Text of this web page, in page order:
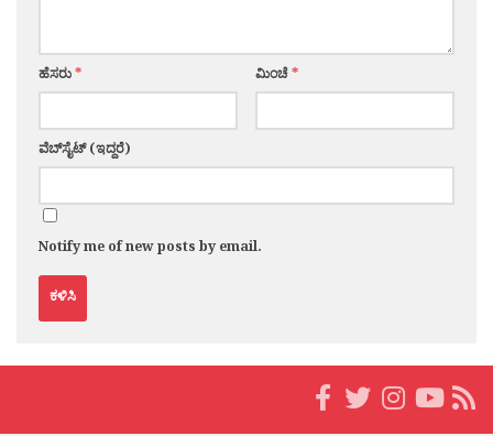
ಹೆಸರು* ಮಿಂಚೆ*
ವೆಬ್‌ಸೈಟ್ (ಇದ್ದರೆ)
Notify me of new posts by email.